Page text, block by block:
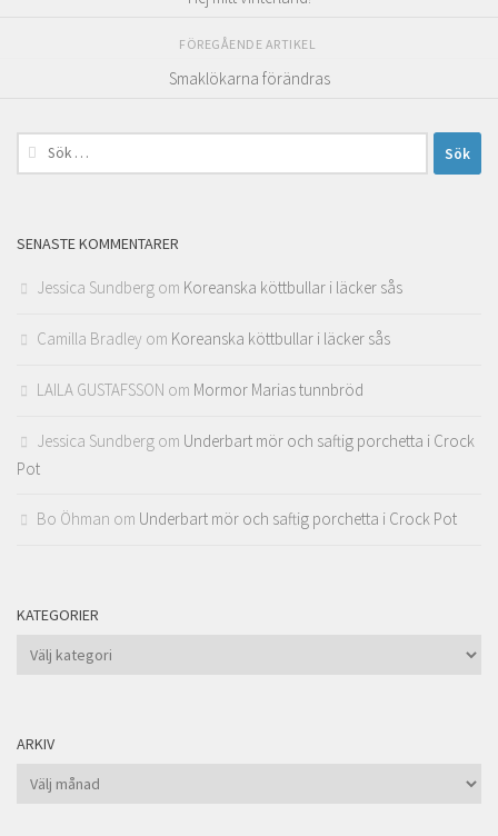
FÖREGÅENDE ARTIKEL
Smaklökarna förändras
Sök
efter:
SENASTE KOMMENTARER
Jessica Sundberg om Koreanska köttbullar i läcker sås
Camilla Bradley om Koreanska köttbullar i läcker sås
LAILA GUSTAFSSON om Mormor Marias tunnbröd
Jessica Sundberg om Underbart mör och saftig porchetta i Crock
Pot
Bo Öhman om Underbart mör och saftig porchetta i Crock Pot
KATEGORIER
Kategorier
ARKIV
Arkiv